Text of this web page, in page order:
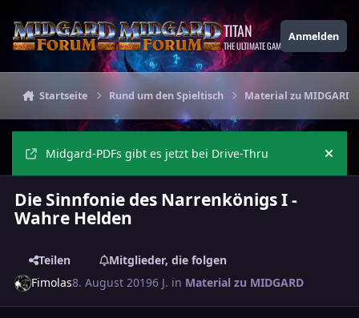
TITAN
THE ULTIMATE GAMING THEME
Anmelden
Startseite Rund um den Spieltisch Material zu MIDGARD
Midgard-PDFs gibt es jetzt bei Drive-Thru
Die Sinnfonie des Narrenkönigs I -
Wahre Helden
Teilen
Mitglieder, die folgen
Fimolas8. August 20196 J. in Material zu MIDGARD